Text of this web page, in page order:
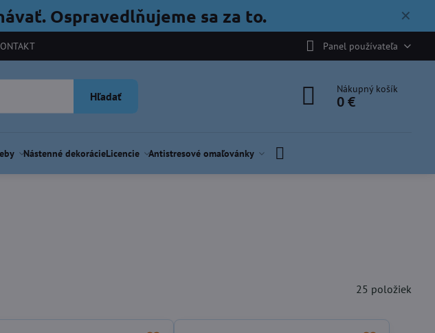
✕
Ospravedlňujeme sa za to.
Panel používateľa
Hľadať
Nákupný košík
0 €
Nástenné dekorácieLicencie Antistresové omaľovánky
25 položiek